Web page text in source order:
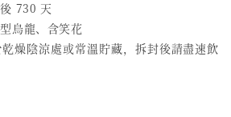
730 天
烏龍、含笑花
燥陰涼處或常溫貯藏，拆封後請盡速飲